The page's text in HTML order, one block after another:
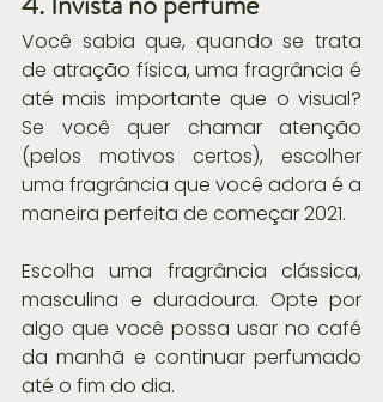
Você sabia que, quando se trata
de atração física, uma fragrância é
até mais importante que o visual?
Se você quer chamar atenção
(pelos motivos certos), escolher
uma fragrância que você adora é a
maneira perfeita de começar 2021.
Escolha uma fragrância clássica,
masculina e duradoura. Opte por
algo que você possa usar no café
da manhã e continuar perfumado
até o fim do dia.